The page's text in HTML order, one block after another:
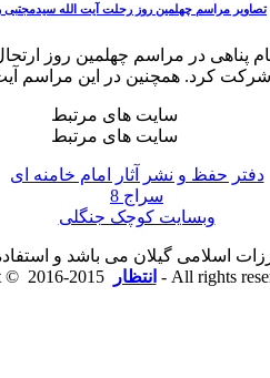
تصاویر مراسم چهلمین روز رحلت آیت الله سیدمجتبی
۱۵ اردیبهشت ۱۴۰۱ با همراهی حمیدرضا امام
سایت های مرتبط
سایت های مرتبط
دفتر حفظ و نشر آثار امام خامنه ای
سراج 8
وبسایت کوچک جنگلی
اسلامی گیلان می باشد و
©
انتظار 2015-2016 - All rights